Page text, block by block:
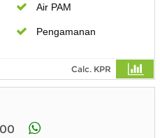
Air PAM
Pengamanan
Calc. KPR